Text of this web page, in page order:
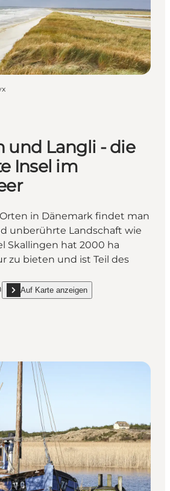
und Langli - die
Insel im
in Dänemark findet man
unberührte Landschaft wie
Skallingen hat 2000 ha
zu bieten und ist Teil des
und Langli - die
Auf Karte anzeigen
show Skallingen und Langli - die nördlichste